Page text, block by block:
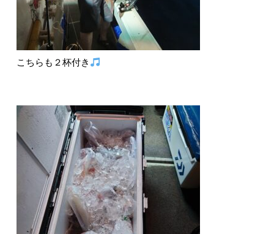
こちらも２杯付き